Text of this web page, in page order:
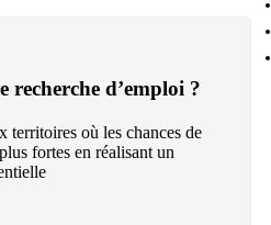
recherche d’emploi ?
territoires où les chances de
fortes en réalisant un